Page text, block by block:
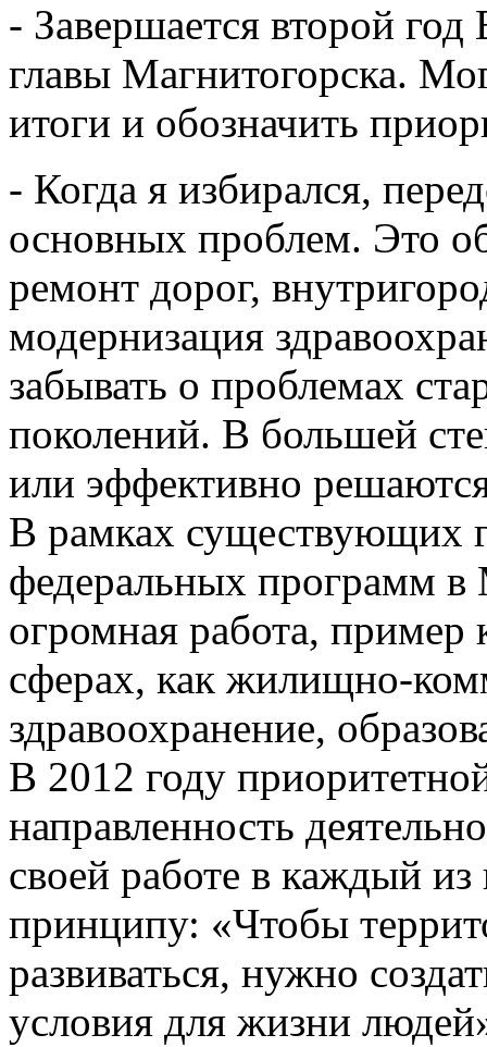
- Завершается второй
главы Магнитогорска.
итоги и обозначить
- Когда я избирался,
основных проблем. Это
ремонт дорог,
модернизация
забывать о проблемах
поколений. В большей
или эффективно
В рамках существующих
федеральных программ в
огромная работа, пример
сферах, как жилищно-
здравоохранение,
В 2012 году
направленность
своей работе в каждый из
принципу: «Чтобы
развиваться, нужно
условия для жизни